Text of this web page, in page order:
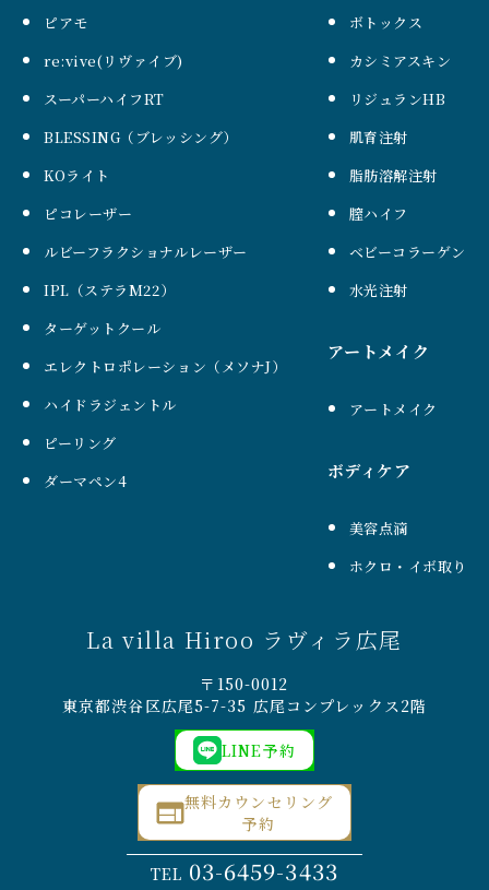
ピアモ
re:vive(リヴァイブ)
スーパーハイフRT
BLESSING（ブレッシング）
KOライト
ピコレーザー
ルビーフラクショナルレーザー
IPL（ステラM22）
ターゲットクール
エレクトロポレーション（メソナJ）
ハイドラジェントル
ピーリング
ダーマペン4
ボトックス
カシミアスキン
リジュランHB
肌育注射
脂肪溶解注射
膣ハイフ
ベビーコラーゲン
水光注射
アートメイク
アートメイク
ボディケア
美容点滴
ホクロ・イボ取り
La villa Hiroo ラヴィラ広尾
〒150-0012
東京都渋谷区広尾5-7-35 広尾コンプレックス2階
LINE予約
無料カウンセリング
予約
TEL 03-6459-3433